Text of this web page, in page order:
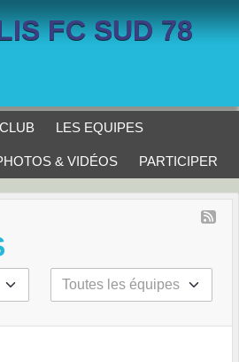
FC SUD 78
LES EQUIPES
& VIDÉOS PARTICIPER